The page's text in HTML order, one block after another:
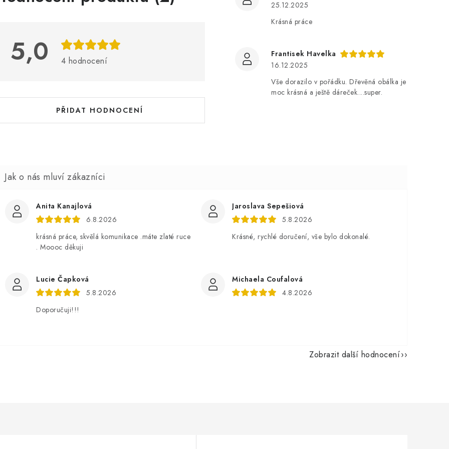
5,0 4 hodnocení
PŘIDAT HODNOCENÍ
25.12.2025
Krásná práce
Frantisek Havelka
16.12.2025
Vše dorazilo v pořádku. Dřevěná obálka je
moc krásná a ještě dáreček....super.
Anita Kanajlová
6.8.2026
krásná práce, skvělá komunikace .máte zlaté ruce
. Moooc děkuji
Jaroslava Sepešiová
5.8.2026
Krásné, rychlé doručení, vše bylo dokonalé.
Lucie Čapková
5.8.2026
Doporučuji!!!
Michaela Coufalová
4.8.2026
Zobrazit další hodnocení